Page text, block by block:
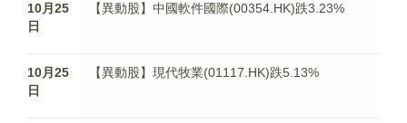
10月25
日
【異動股】中國軟件國際(00354.HK)跌3.23%
10月25
日
【異動股】現代牧業(01117.HK)跌5.13%